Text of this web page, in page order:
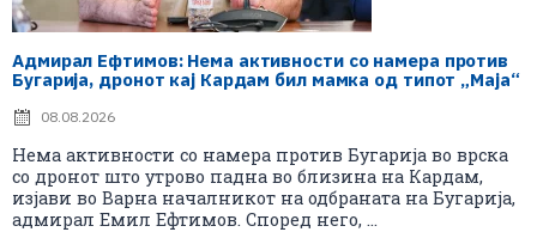
Адмирал Ефтимов: Нема активности со намера против
Бугарија, дронот кај Кардам бил мамка од типот „Маја“
08.08.2026
Нема активности со намера против Бугарија во врска
со дронот што утрово падна во близина на Кардам,
изјави во Варна началникот на одбраната на Бугарија,
адмирал Емил Ефтимов. Според него, ...